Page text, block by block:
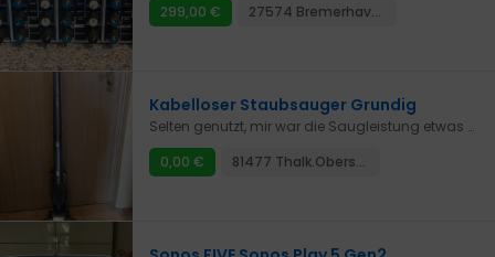
299,00 €
27574 Bremerhaven
Kabelloser Staubsauger Grundig
Selten genutzt, mir war die Saugleistung etwas zu schwach.Abholung in 80992 oder 81477.
0,00 €
81477 Thalk.Obersendl.